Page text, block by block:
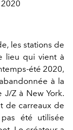
les stations de
lieu qui vient à
été 2020,
à la
Z à New York.
de carreaux de
été utilisée